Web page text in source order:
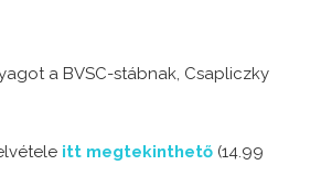
a BVSC-stábnak, Csapliczky
itt megtekinthető (14.99